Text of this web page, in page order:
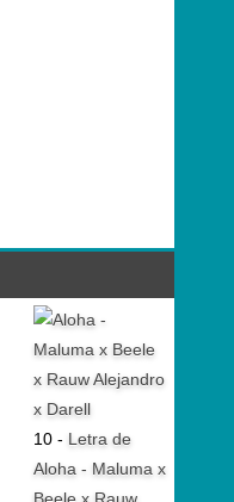
10 - Letra de
Aloha - Maluma x